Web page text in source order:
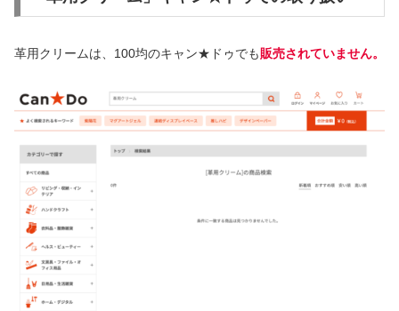
革用クリームは、100均のキャン★ドゥでも販売されていません。